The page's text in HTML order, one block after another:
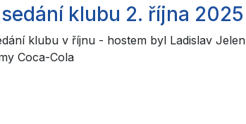
klubu 2. října 2025
klubu v říjnu - hostem byl Ladislav Jelen
Coca-Cola